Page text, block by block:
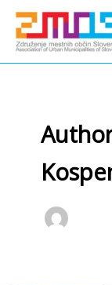
content
Preskoči
vsebino